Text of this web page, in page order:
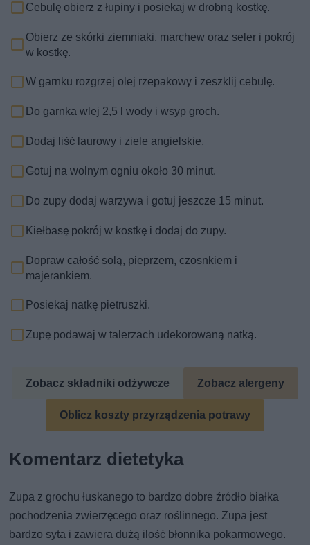
Cebulę obierz z łupiny i posiekaj w drobną kostkę.
Obierz ze skórki ziemniaki, marchew oraz seler i pokrój
w kostkę.
W garnku rozgrzej olej rzepakowy i zeszklij cebulę.
Do garnka wlej 2,5 l wody i wsyp groch.
Dodaj liść laurowy i ziele angielskie.
Gotuj na wolnym ogniu około 30 minut.
Do zupy dodaj warzywa i gotuj jeszcze 15 minut.
Kiełbasę pokrój w kostkę i dodaj do zupy.
Dopraw całość solą, pieprzem, czosnkiem i
majerankiem.
Posiekaj natkę pietruszki.
Zupę podawaj w talerzach udekorowaną natką.
Zobacz składniki odżywcze Zobacz alergeny
Oblicz koszty przyrządzenia potrawy
Komentarz dietetyka
Zupa z grochu łuskanego to bardzo dobre źródło białka
pochodzenia zwierzęcego oraz roślinnego. Zupa jest
bardzo syta i zawiera dużą ilość błonnika pokarmowego.